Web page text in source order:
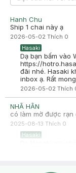
Hanh Chu
Ship 1 chai này ạ
2026-05-02 Thích 0
Hasaki
Dạ bạn bấm vào
https://
đãi nhé. Hasaki
inbox ạ. Rất
2026-05-02 Thích
NHÃ HÂN
có làm mờ được rạn
2025-08-13 Thích 0
Hasaki
để Hasaki tư